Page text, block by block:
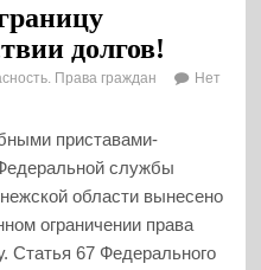
долгов!
Права граждан
Нет
приставами-
службы
области вынесено
ограничении права
Статья 67 Федерального